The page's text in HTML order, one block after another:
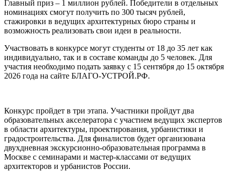
Главный приз – 1 миллион рублей. Победители в отдельных
номинациях смогут получить по 300 тысяч рублей,
стажировки в ведущих архитектурных бюро страны и
возможность реализовать свои идеи в реальности.
Участвовать в конкурсе могут студенты от 18 до 35 лет как
индивидуально, так и в составе команды до 5 человек. Для
участия необходимо подать заявку с 15 сентября до 15 октября
2026 года на сайте БЛАГО-УСТРОЙ.РФ.
Конкурс пройдет в три этапа. Участники пройдут два
образовательных акселератора с участием ведущих экспертов
в области архитектуры, проектирования, урбанистики и
градостроительства. Для финалистов будет организована
двухдневная экскурсионно-образовательная программа в
Москве с семинарами и мастер-классами от ведущих
архитекторов и урбанистов России.